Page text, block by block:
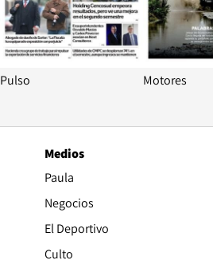
Pulso Motores
Medios
Paula
Negocios
El Deportivo
Culto